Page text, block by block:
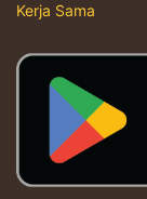
Kerja Sama